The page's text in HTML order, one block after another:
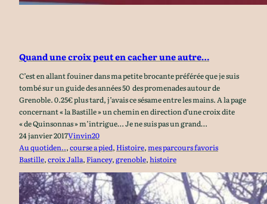
Quand une croix peut en cacher une autre…
C’est en allant fouiner dans ma petite brocante préférée que je suis
tombé sur un guide des années 50 des promenades autour de
Grenoble. 0.25€ plus tard, j’avais ce sésame entre les mains. A la page
concernant « la Bastille » un chemin en direction d’une croix dite
« de Quinsonnas » m’intrigue… Je ne suis pas un grand…
24 janvier 2017Vinvin20
Au quotiden.., course a pied, Histoire, mes parcours favoris
Bastille, croix Jalla, Fiancey, grenoble, histoire